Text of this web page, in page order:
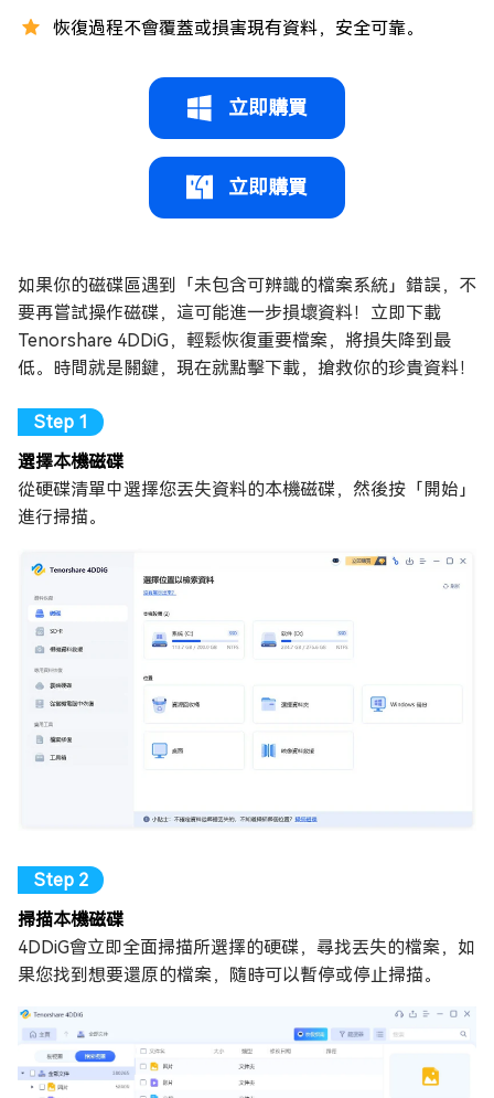
恢復過程不會覆蓋或損害現有資料，安全可靠。
立即購買
立即購買
如果你的磁碟區遇到「未包含可辨識的檔案系統」錯誤，不
要再嘗試操作磁碟，這可能進一步損壞資料！立即下載
Tenorshare 4DDiG，輕鬆恢復重要檔案，將損失降到最
低。時間就是關鍵，現在就點擊下載，搶救你的珍貴資料！
選擇本機磁碟
從硬碟清單中選擇您丟失資料的本機磁碟，然後按「開始」
進行掃描。
掃描本機磁碟
4DDiG會立即全面掃描所選擇的硬碟，尋找丟失的檔案，如
果您找到想要還原的檔案，隨時可以暫停或停止掃描。